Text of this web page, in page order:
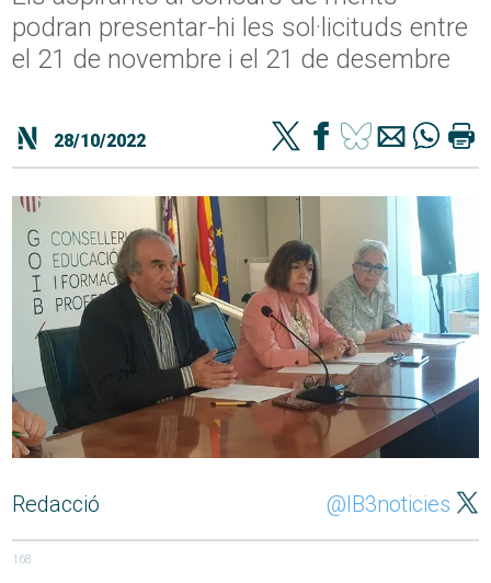
podran presentar-hi les sol·licituds entre
el 21 de novembre i el 21 de desembre
28/10/2022
Redacció @IB3noticies
168